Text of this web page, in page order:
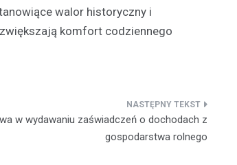
walor historyczny i
komfort codziennego
w wydawaniu zaświadczeń o dochodach z
gospodarstwa rolnego